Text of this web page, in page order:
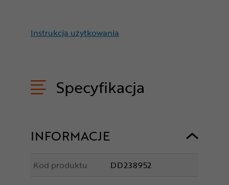
Instrukcja użytkowania
Specyfikacja
INFORMACJE
Kod produktu
DD238952